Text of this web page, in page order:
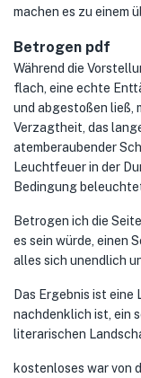
machen es zu einem
Betrogen pdf
Während die
flach, eine echte
und abgestoßen ließ,
Verzagtheit, das
atemberaubender
Leuchtfeuer in der
Bedingung
Betrogen ich die
es sein würde, einen
alles sich unendlich
Das Ergebnis ist
nachdenklich ist, ein
literarischen
kostenloses war von